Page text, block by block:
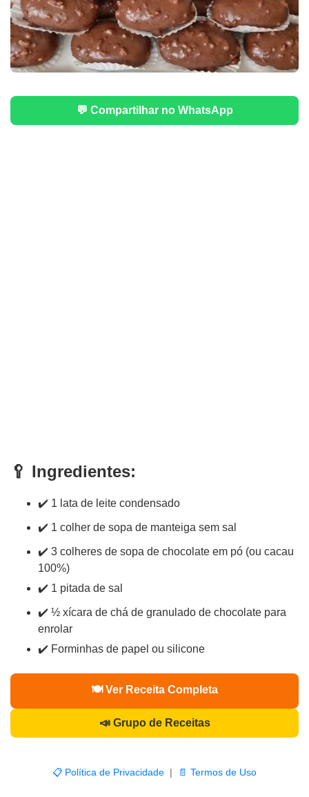
💬 Compartilhar no WhatsApp
🥄 Ingredientes:
✔️ 1 lata de leite condensado
✔️ 1 colher de sopa de manteiga sem sal
✔️ 3 colheres de sopa de chocolate em pó (ou cacau
100%)
✔️ 1 pitada de sal
✔️ ½ xícara de chá de granulado de chocolate para
enrolar
✔️ Forminhas de papel ou silicone
🍽️ Ver Receita Completa
📣 Grupo de Receitas
📋 Política de Privacidade 📄 Termos de Uso